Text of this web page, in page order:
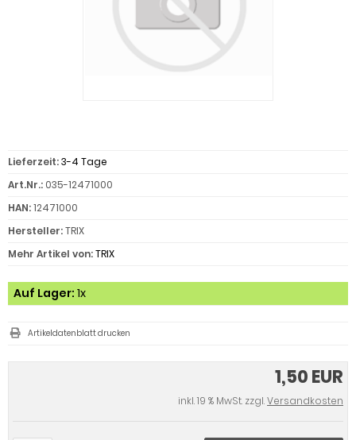
1,50 EUR
inkl. 19 % MwSt. zzgl.Versandkosten
Lieferzeit:3-4 Tage
Art.Nr.: 035-12471000
HAN:12471000
Hersteller:TRIX
Mehr Artikel von:TRIX
Auf Lager: 1x
Artikeldatenblatt drucken